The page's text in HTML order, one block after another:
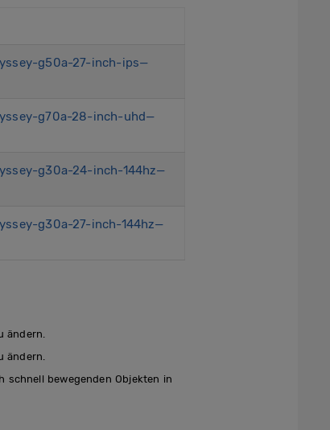
g50a-27-inch-ips—
g70a-28-inch-uhd—
g30a-24-inch-144hz—
g30a-27-inch-144hz—
ändern.
ändern.
schnell bewegenden Objekten in